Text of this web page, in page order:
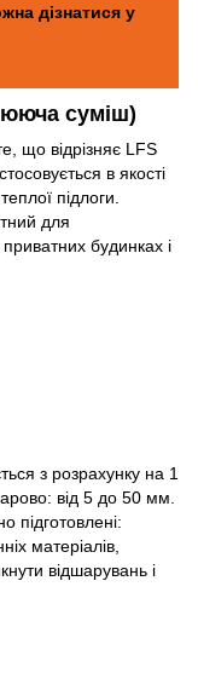
дізнатися у
суміш)
що відрізняє LFS
в якості
підлоги.
для
будинках і
з розрахунку на 1
від 5 до 50 мм.
підготовлені:
матеріалів,
відшарувань і